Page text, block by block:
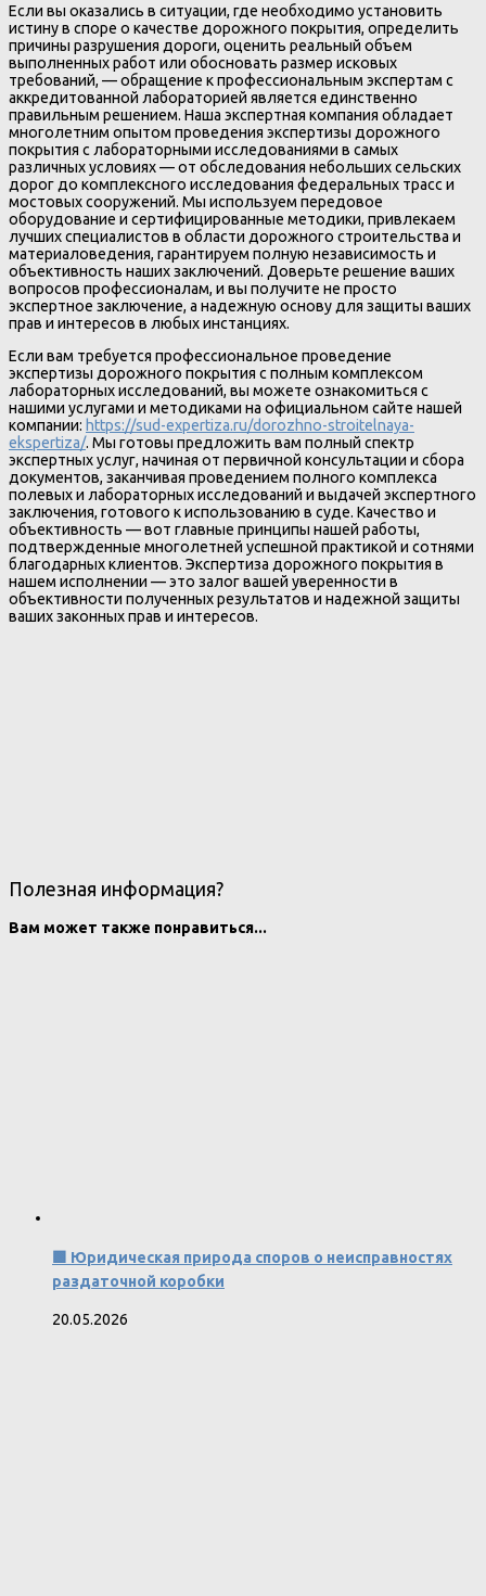
Если вы оказались в ситуации, где необходимо установить
истину в споре о качестве дорожного покрытия, определить
причины разрушения дороги, оценить реальный объем
выполненных работ или обосновать размер исковых
требований, — обращение к профессиональным экспертам с
аккредитованной лабораторией является единственно
правильным решением. Наша экспертная компания обладает
многолетним опытом проведения экспертизы дорожного
покрытия с лабораторными исследованиями в самых
различных условиях — от обследования небольших сельских
дорог до комплексного исследования федеральных трасс и
мостовых сооружений. Мы используем передовое
оборудование и сертифицированные методики, привлекаем
лучших специалистов в области дорожного строительства и
материаловедения, гарантируем полную независимость и
объективность наших заключений. Доверьте решение ваших
вопросов профессионалам, и вы получите не просто
экспертное заключение, а надежную основу для защиты ваших
прав и интересов в любых инстанциях.
Если вам требуется профессиональное проведение
экспертизы дорожного покрытия с полным комплексом
лабораторных исследований, вы можете ознакомиться с
нашими услугами и методиками на официальном сайте нашей
компании: https://sud-expertiza.ru/dorozhno-stroitelnaya-
ekspertiza/. Мы готовы предложить вам полный спектр
экспертных услуг, начиная от первичной консультации и сбора
документов, заканчивая проведением полного комплекса
полевых и лабораторных исследований и выдачей экспертного
заключения, готового к использованию в суде. Качество и
объективность — вот главные принципы нашей работы,
подтвержденные многолетней успешной практикой и сотнями
благодарных клиентов. Экспертиза дорожного покрытия в
нашем исполнении — это залог вашей уверенности в
объективности полученных результатов и надежной защиты
ваших законных прав и интересов.
Полезная информация?
Вам может также понравиться...
🟩 Юридическая природа споров о неисправностях
раздаточной коробки
20.05.2026